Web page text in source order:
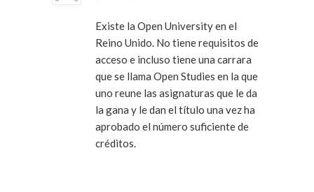
Existe la Open University en el
Reino Unido. No tiene requisitos de
acceso e incluso tiene una carrara
que se llama Open Studies en la que
uno reune las asignaturas que le da
la gana y le dan el título una vez ha
aprobado el número suficiente de
créditos.